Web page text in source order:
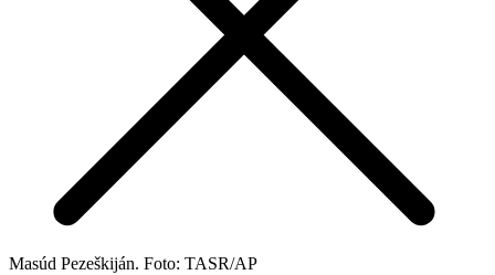
Masúd Pezeškiján. Foto: TASR/AP